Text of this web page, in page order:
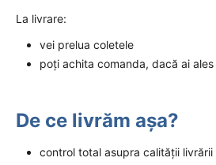
La livrare:
vei prelua coletele
poți achita comanda, dacă ai
De ce livrăm așa?
control total asupra calității livrării